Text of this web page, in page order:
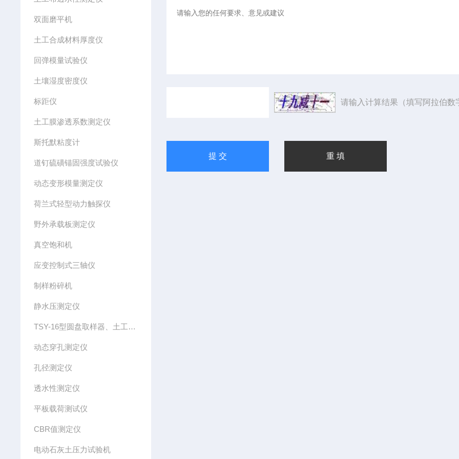
双面磨平机
土工合成材料厚度仪
回弹模量试验仪
土壤湿度密度仪
标距仪
土工膜渗透系数测定仪
斯托默粘度计
道钉硫磺锚固强度试验仪
动态变形模量测定仪
荷兰式轻型动力触探仪
野外承载板测定仪
真空饱和机
应变控制式三轴仪
制样粉碎机
静水压测定仪
TSY-16型圆盘取样器、土工布圆盘取样器
动态穿孔测定仪
孔径测定仪
透水性测定仪
平板载荷测试仪
CBR值测定仪
电动石灰土压力试验机
请输入计算结果（填写阿拉伯数